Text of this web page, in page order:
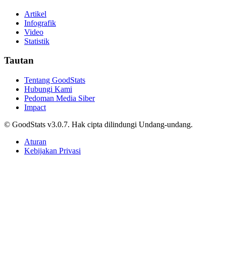
Timnas Indonesia yang Berkompetisi di Level
Teratas Liga Belanda
Tri Candra • 21 Mei 2026
Komoditas
Capaian Kemampuan Literasi dan Numerasi Murid
2025, Mayoritas Sedang
Adhwa Aqillaa • 21 Mei 2026
Komoditas
Peternakan Terbanyak 2025